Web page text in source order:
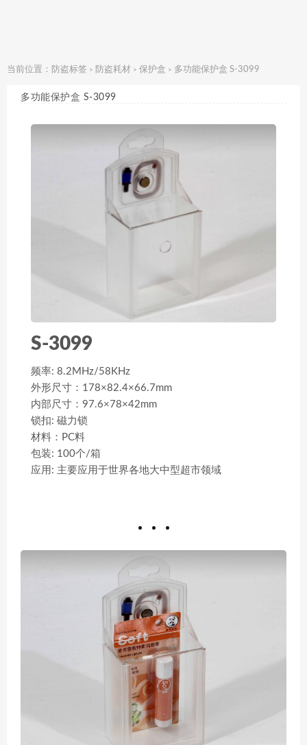
当前位置： 防盗标签 > 防盗耗材 > 保护盒 > 多功能保护盒 S-3099
多功能保护盒 S-3099
S-3099
频率: 8.2MHz/58KHz
外形尺寸：178×82.4×66.7mm
内部尺寸：97.6×78×42mm
锁扣: 磁力锁
材料：PC料
包装: 100个/箱
应用: 主要应用于世界各地大中型超市领域